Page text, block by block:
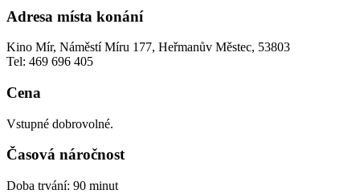
Adresa místa konání
Kino Mír, Náměstí Míru 177, Heřmanův Městec, 53803
Tel: 469 696 405
Cena
Vstupné dobrovolné.
Časová náročnost
Doba trvání: 90 minut